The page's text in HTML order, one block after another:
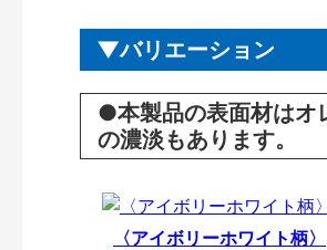
バリエーション
●本製品の表面材はオ
の濃淡もあります。
〈アイボリーホワイト柄〉